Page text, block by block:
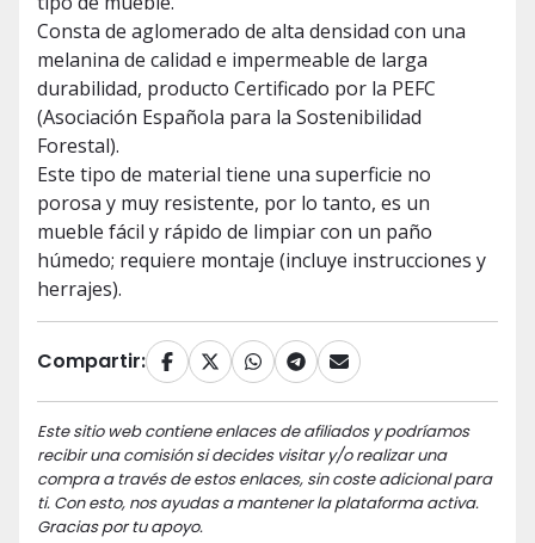
Consta de aglomerado de alta densidad con una
melanina de calidad e impermeable de larga
durabilidad, producto Certificado por la PEFC
(Asociación Española para la Sostenibilidad
Forestal).
Este tipo de material tiene una superficie no
porosa y muy resistente, por lo tanto, es un
mueble fácil y rápido de limpiar con un paño
húmedo; requiere montaje (incluye instrucciones y
herrajes).
Compartir:
Este sitio web contiene enlaces de afiliados y podríamos
recibir una comisión si decides visitar y/o realizar una
compra a través de estos enlaces, sin coste adicional para
ti. Con esto, nos ayudas a mantener la plataforma activa.
Gracias por tu apoyo.